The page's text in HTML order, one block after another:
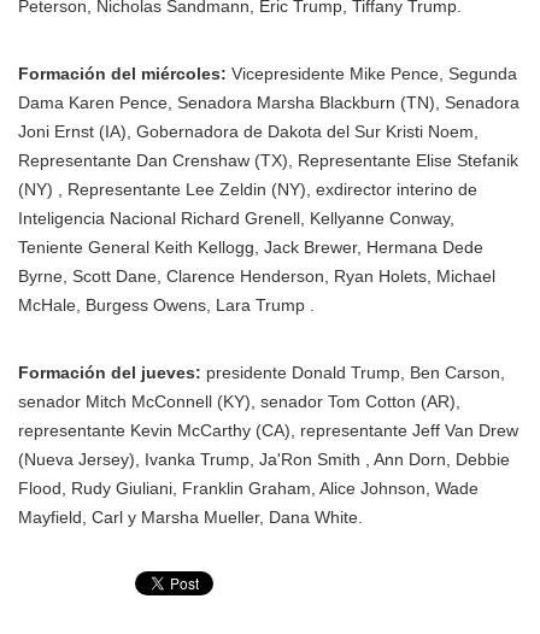
Peterson, Nicholas Sandmann, Eric Trump, Tiffany Trump.
Formación del miércoles: Vicepresidente Mike Pence, Segunda
Dama Karen Pence, Senadora Marsha Blackburn (TN), Senadora
Joni Ernst (IA), Gobernadora de Dakota del Sur Kristi Noem,
Representante Dan Crenshaw (TX), Representante Elise Stefanik
(NY) , Representante Lee Zeldin (NY), exdirector interino de
Inteligencia Nacional Richard Grenell, Kellyanne Conway,
Teniente General Keith Kellogg, Jack Brewer, Hermana Dede
Byrne, Scott Dane, Clarence Henderson, Ryan Holets, Michael
McHale, Burgess Owens, Lara Trump .
Formación del jueves: presidente Donald Trump, Ben Carson,
senador Mitch McConnell (KY), senador Tom Cotton (AR),
representante Kevin McCarthy (CA), representante Jeff Van Drew
(Nueva Jersey), Ivanka Trump, Ja'Ron Smith , Ann Dorn, Debbie
Flood, Rudy Giuliani, Franklin Graham, Alice Johnson, Wade
Mayfield, Carl y Marsha Mueller, Dana White.